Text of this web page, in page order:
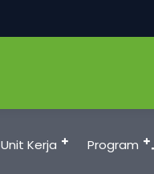
Unit Kerja Program